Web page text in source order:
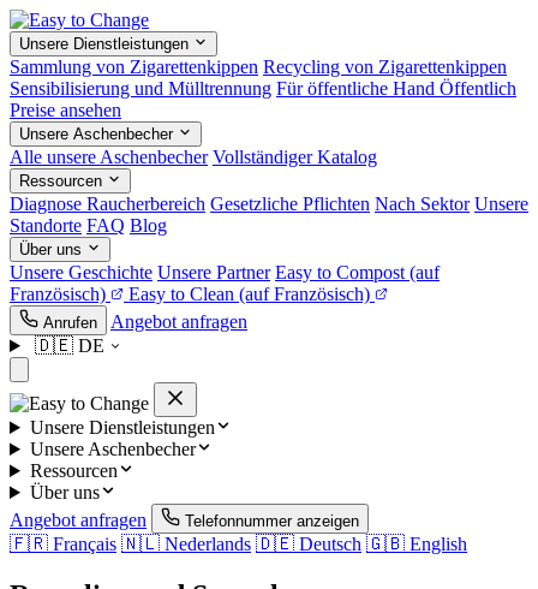
Unsere Dienstleistungen
Sammlung von Zigarettenkippen Recycling von Zigarettenkippen
Sensibilisierung und Mülltrennung Für öffentliche Hand Öffentlich
Preise ansehen
Unsere Aschenbecher
Alle unsere Aschenbecher Vollständiger Katalog
Ressourcen
Diagnose Raucherbereich Gesetzliche Pflichten Nach Sektor Unsere
Standorte FAQ Blog
Über uns
Unsere Geschichte Unsere Partner Easy to Compost (auf
Französisch)
Easy to Clean (auf Französisch)
Anrufen
Angebot anfragen
🇩🇪 DE
Unsere Dienstleistungen
Unsere Aschenbecher
Ressourcen
Über uns
Angebot anfragen
Telefonnummer anzeigen
🇫🇷 Français 🇳🇱 Nederlands 🇩🇪 Deutsch 🇬🇧 English